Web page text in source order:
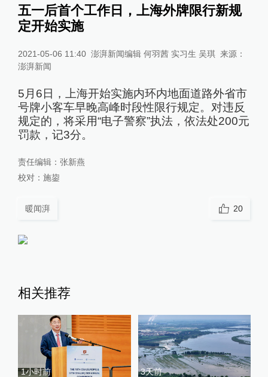
五一后首个工作日，上海外牌限行新规
定开始实施
2021-05-06 11:40 澎湃新闻编辑 何羽茜 实习生 吴琪 来源：
澎湃新闻
5月6日，上海开始实施内环内地面道路外省市
号牌小客车早晚高峰时段性限行规定。对违反
规定的，将采用“电子警察”执法，依法处200元
罚款，记3分。
责任编辑： 张新燕
校对： 施鋆
暖闻湃 20
相关推荐
1小时前 3天前